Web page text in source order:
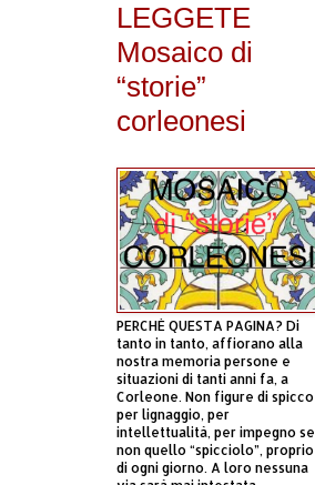
LEGGETE
Mosaico di
“storie”
corleonesi
PERCHÈ QUESTA PAGINA? Di
tanto in tanto, affiorano alla
nostra memoria persone e
situazioni di tanti anni fa, a
Corleone. Non figure di spicco
per lignaggio, per
intellettualità, per impegno se
non quello “spicciolo”, proprio
di ogni giorno. A loro nessuna